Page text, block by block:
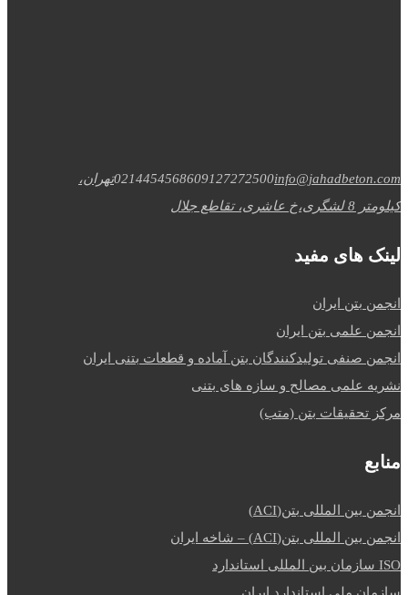
0214454568609127272500info@jahadbeton.com
تهران،
کیلومتر 8 لشگری،خ عاشری، تقاطع جلال
لینک های مفید
انجمن بتن ایران
انجمن علمی بتن ایران
انجمن صنفی تولیدکنندگان بتن آماده و قطعات بتنی ایران
نشریه علمی مصالح و سازه های بتنی
مرکز تحقیقات بتن (متب)
منابع
انجمن بین المللی بتن(ACI)
انجمن بین المللی بتن(ACI) – شاخه ایران
ISO سازمان بین المللی استاندارد